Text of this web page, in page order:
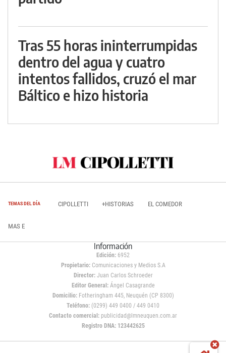
Tras 55 horas ininterrumpidas
dentro del agua y cuatro
intentos fallidos, cruzó el mar
Báltico e hizo historia
TEMAS DEL DÍA CIPOLLETTI +HISTORIAS EL COMEDOR
MAS E
Información
Edición: 6952
Propietario:Comunicaciones y Medios S.A
Director: Juan Carlos Schroeder
Editor General:Ángel Casagrande
Domicilio:Fotheringham 445, Neuquén (CP 8300)
Teléfono: (0299) 449 0400 / 449 0410
Contacto comercial: publicidad@lmneuquen.com.ar
Registro DNA: 123442625